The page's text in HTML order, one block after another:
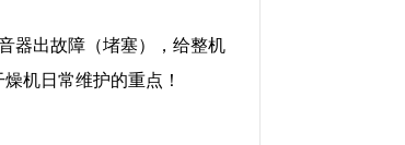
器出故障（堵塞），给整机
机日常维护的重点！